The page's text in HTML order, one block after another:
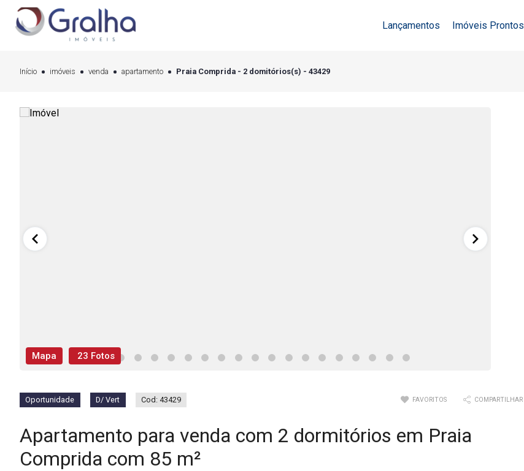
Lançamentos Imóveis Prontos
Início imóveis venda apartamento Praia Comprida - 2 domitórios(s) - 43429
Mapa 23 Fotos
Oportunidade D/ Vert Cod: 43429 FAVORITOS COMPARTILHAR
Apartamento para venda com 2 dormitórios em Praia
Comprida com 85 m²